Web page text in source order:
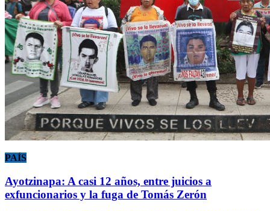
PAÍS
Ayotzinapa: A casi 12 años, entre juicios a
exfuncionarios y la fuga de Tomás Zerón